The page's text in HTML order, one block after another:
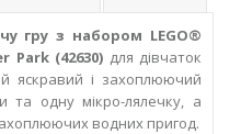
гру з набором LEGO®
Park (42630) для дівчаток
яскравий і захоплюючий
та одну мікро-лялечку, а
водних пригод.